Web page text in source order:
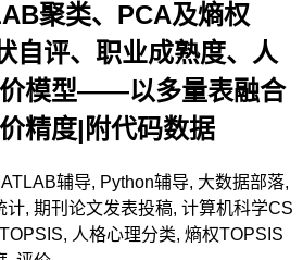
聚类、PCA及熵权
自评、职业成熟度、人
模型——以多量表融合
精度|附代码数据
辅导, Python辅导, 大数据部落,
计, 期刊论文发表投稿, 计算机科学CS
TOPSIS, 人格心理分类, 熵权TOPSIS